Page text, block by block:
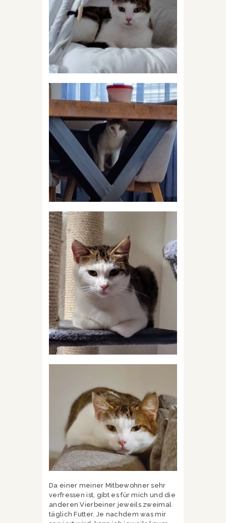
Da einer meiner Mitbewohner sehr
verfressen ist, gibt es für mich und die
anderen Vierbeiner jeweils zweimal
täglich Futter. Je nachdem was mir